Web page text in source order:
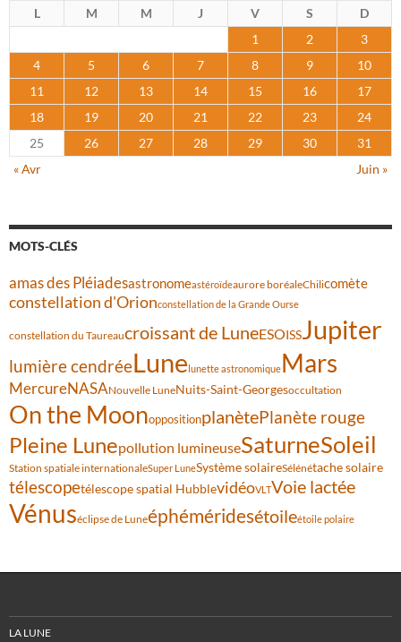
L M M J V S
D
1
2
3
4
5 6 7 8 9
10
11
12 13 14 15 16
17
18
19 20 21 22 23
24
25
26 27 28 29 30
31
« Avr
Juin »
MOTS-CLÉS
amas des Pléiadesastronomeastéroïdeaurore boréaleChilicomète
constellation d'Orionconstellation de la Grande Ourse
constellation du Taureaucroissant de LuneESOISSJupiter
lumière cendréeLunelunette astronomiqueMars
MercureNASANouvelle LuneNuits-Saint-Georgesoccultation
On the MoonoppositionplanètePlanète rouge
Pleine Lunepollution lumineuseSaturneSoleil
Station spatiale internationaleSuper LuneSystème solaireSélénétache solaire
télescopetélescope spatial HubblevidéoVLTVoie lactée
Vénuséclipse de Luneéphéméridesétoileétoile polaire
LA LUNE